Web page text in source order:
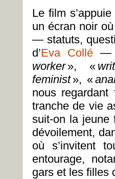
Le film
un écran noir
— statuts,
d’Eva Collé —
worker», «
feminist», «
nous
tranche de vie
suit-on la jeune
dévoilement,
où s’invitent
entourage,
gars et les filles